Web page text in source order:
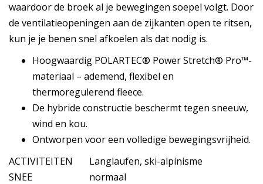
waardoor de broek al je bewegingen soepel volgt. Door
de ventilatieopeningen aan de zijkanten open te ritsen,
kun je je benen snel afkoelen als dat nodig is.
Hoogwaardig POLARTEC® Power Stretch® Pro™-
materiaal – ademend, flexibel en
thermoregulerend fleece.
De hybride constructie beschermt tegen sneeuw,
wind en kou.
Ontworpen voor een volledige bewegingsvrijheid.
ACTIVITEITEN
Langlaufen, ski-alpinisme
SNEE
normaal